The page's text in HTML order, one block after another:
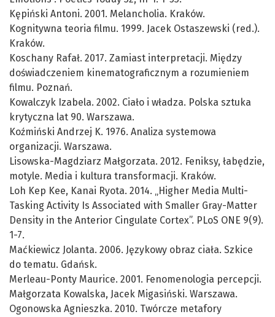
Kępiński Antoni. 2001. Melancholia. Kraków.
Kognitywna teoria filmu. 1999. Jacek Ostaszewski (red.).
Kraków.
Koschany Rafał. 2017. Zamiast interpretacji. Między
doświadczeniem kinematograficznym a rozumieniem
filmu. Poznań.
Kowalczyk Izabela. 2002. Ciało i władza. Polska sztuka
krytyczna lat 90. Warszawa.
Koźmiński Andrzej K. 1976. Analiza systemowa
organizacji. Warszawa.
Lisowska-Magdziarz Małgorzata. 2012. Feniksy, łabędzie,
motyle. Media i kultura transformacji. Kraków.
Loh Kep Kee, Kanai Ryota. 2014. „Higher Media Multi-
Tasking Activity Is Associated with Smaller Gray-Matter
Density in the Anterior Cingulate Cortex”. PLoS ONE 9(9).
1-7.
Maćkiewicz Jolanta. 2006. Językowy obraz ciała. Szkice
do tematu. Gdańsk.
Merleau-Ponty Maurice. 2001. Fenomenologia percepcji.
Małgorzata Kowalska, Jacek Migasiński. Warszawa.
Ogonowska Agnieszka. 2010. Twórcze metafory